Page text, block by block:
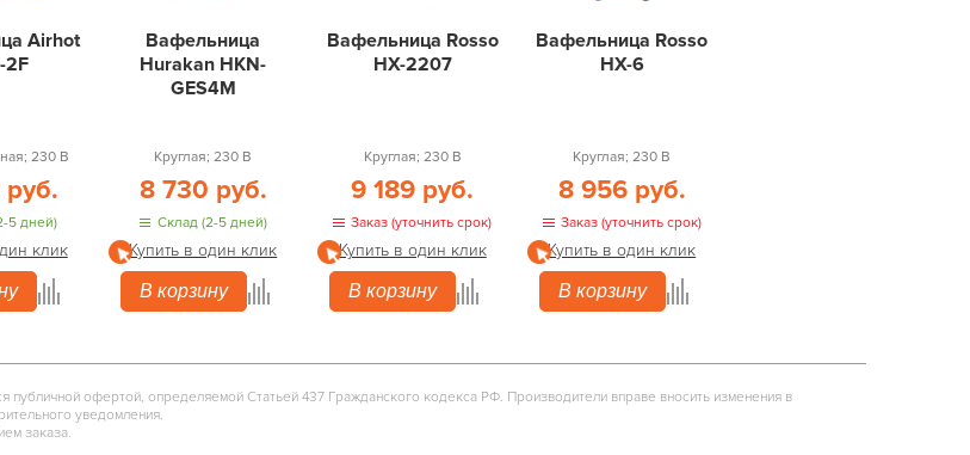
Airhot
2F
230 В
5 дней)
клик
Вафельница
Hurakan HKN-
GES4M
Круглая; 230 В
8 730 руб.
Склад (2-5 дней)
Купить в один клик
В корзину
Вафельница Rosso
HX-2207
Круглая; 230 В
9 189 руб.
Заказ (уточнить срок)
Купить в один клик
В корзину
Вафельница Rosso
HX-6
Круглая; 230 В
8 956 руб.
Заказ (уточнить срок)
Купить в один клик
В корзину
публичной офертой, определяемой Статьей 437 Гражданского кодекса РФ. Производители вправе вносить изменения в
уведомления.
заказа.